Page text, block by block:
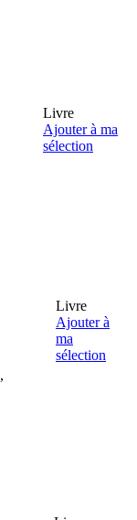
Livre
Ajouter à ma
sélection
Livre
Ajouter à
ma
sélection
,